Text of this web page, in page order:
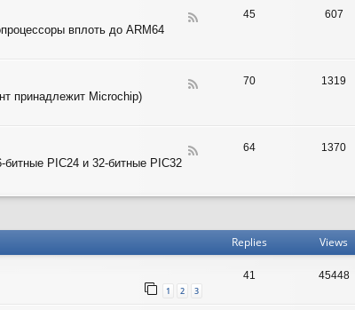
4
T
F
d
A
вплоть до ARM64
45 607
F
d
A
принадлежит Microchip)
70 1319
F
PIC24 и 32-битные PIC32
64 1370
Replies Views
1 2 3
41 45448